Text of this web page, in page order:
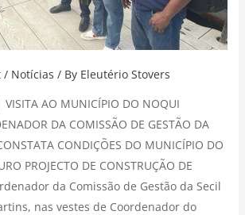
/ Notícias / By Eleutério Stovers
AO MUNICÍPIO DO NOQUI
DA COMISSÃO DE GESTÃO DA
CONDIÇÕES DO MUNICÍPIO DO
PROJECTO DE CONSTRUÇÃO DE
da Comissão de Gestão da Secil
nas vestes de Coordenador do